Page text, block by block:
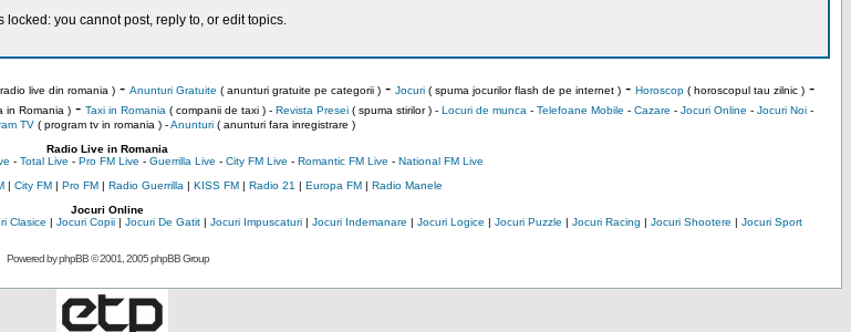
locked: you cannot post, reply to, or edit topics.
live din romania )- Anunturi Gratuite ( anunturi gratuite pe categorii )- Jocuri( spuma jocurilor flash de pe internet )- Horoscop( horoscopul tau zilnic )-
in Romania )- Taxi in Romania ( companii de taxi ) - Revista Presei( spuma stirilor ) - Locuri de munca - Telefoane Mobile - Cazare - Jocuri Online - Jocuri Noi-
TV( program tv in romania )-Anunturi( anunturi fara inregistrare )
Radio Live in Romania
- Total Live - Pro FM Live - Guerrilla Live - City FM Live - Romantic FM Live - National FM Live
| City FM| Pro FM| Radio Guerrilla | KISS FM| Radio 21 | Europa FM| Radio Manele
Jocuri Online
Clasice | Jocuri Copii| Jocuri De Gatit| Jocuri Impuscaturi| Jocuri Indemanare | Jocuri Logice | Jocuri Puzzle | Jocuri Racing | Jocuri Shootere | Jocuri Sport
Powered byphpBB© 2001, 2005 phpBB Group